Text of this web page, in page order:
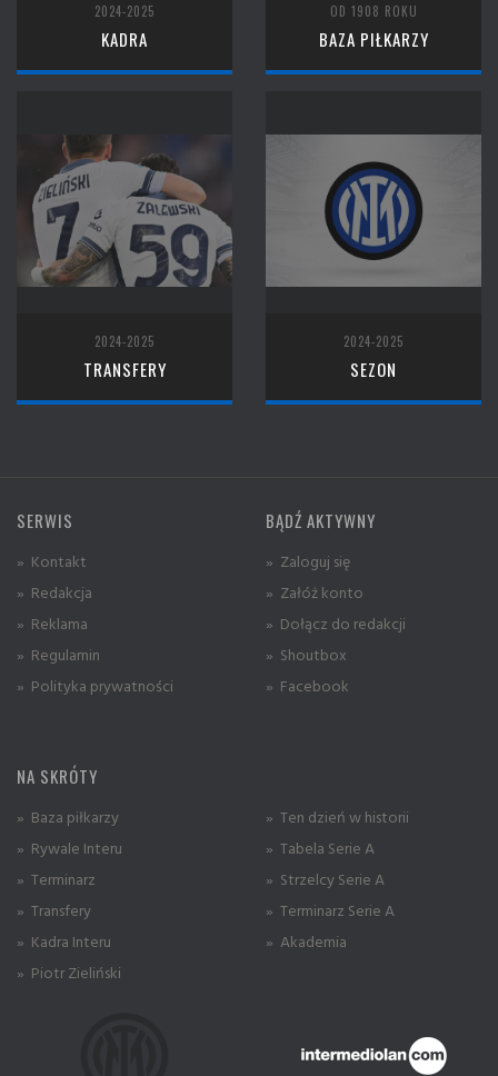
2024-2025
KADRA
OD 1908 ROKU
BAZA PIŁKARZY
2024-2025
TRANSFERY
2024-2025
SEZON
SERWIS
» Kontakt
» Redakcja
» Reklama
» Regulamin
» Polityka prywatności
BĄDŹ AKTYWNY
» Zaloguj się
» Załóż konto
» Dołącz do redakcji
» Shoutbox
» Facebook
NA SKRÓTY
» Baza piłkarzy
» Rywale Interu
» Terminarz
» Transfery
» Kadra Interu
» Piotr Zieliński
» Ten dzień w historii
» Tabela Serie A
» Strzelcy Serie A
» Terminarz Serie A
» Akademia